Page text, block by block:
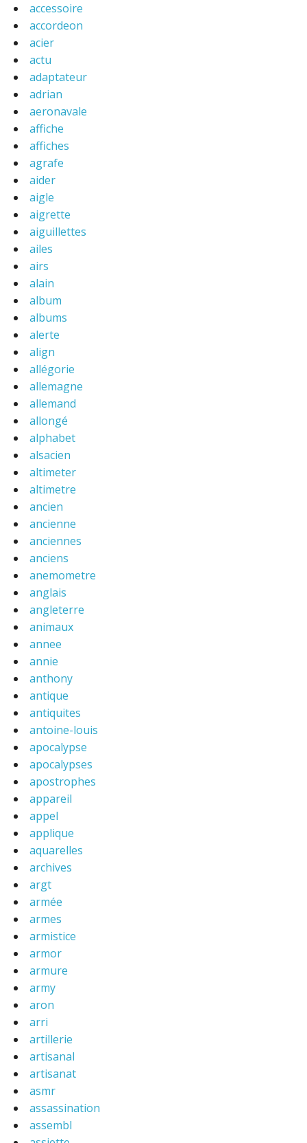
accessoire
accordeon
acier
actu
adaptateur
adrian
aeronavale
affiche
affiches
agrafe
aider
aigle
aigrette
aiguillettes
ailes
airs
alain
album
albums
alerte
align
allégorie
allemagne
allemand
allongé
alphabet
alsacien
altimeter
altimetre
ancien
ancienne
anciennes
anciens
anemometre
anglais
angleterre
animaux
annee
annie
anthony
antique
antiquites
antoine-louis
apocalypse
apocalypses
apostrophes
appareil
appel
applique
aquarelles
archives
argt
armée
armes
armistice
armor
armure
army
aron
arri
artillerie
artisanal
artisanat
asmr
assassination
assembl